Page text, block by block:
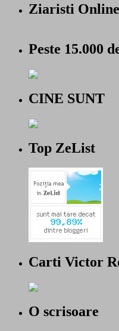
Ziaristi Online
Peste 15.000
CINE SUNT
Top ZeList
Carti Victor
O scrisoare